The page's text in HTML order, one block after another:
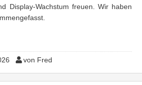
Display-Wachstum freuen. Wir haben
von Fred